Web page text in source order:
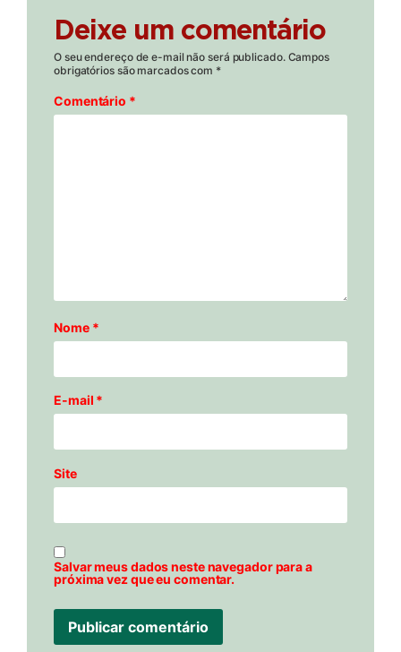
Deixe um comentário
O seu endereço de e-mail não será publicado. Campos
obrigatórios são marcados com *
Comentário *
Nome *
E-mail *
Site
Salvar meus dados neste navegador para a
próxima vez que eu comentar.